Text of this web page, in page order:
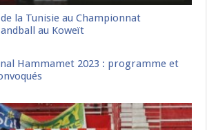
la Tunisie au Championnat
au Koweït
Hammamet 2023 : programme et